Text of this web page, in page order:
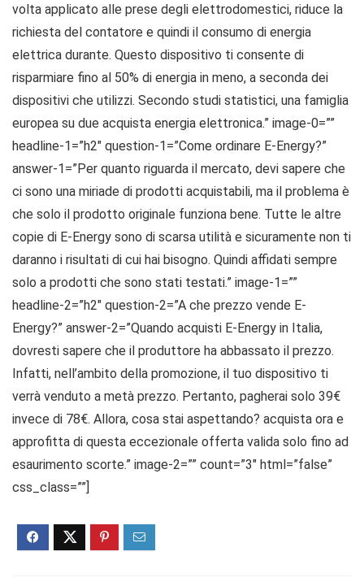
volta applicato alle prese degli elettrodomestici, riduce la
richiesta del contatore e quindi il consumo di energia
elettrica durante. Questo dispositivo ti consente di
risparmiare fino al 50% di energia in meno, a seconda dei
dispositivi che utilizzi. Secondo studi statistici, una famiglia
europea su due acquista energia elettronica.” image-0=””
headline-1=”h2″ question-1=”Come ordinare E-Energy?”
answer-1=”Per quanto riguarda il mercato, devi sapere che
ci sono una miriade di prodotti acquistabili, ma il problema è
che solo il prodotto originale funziona bene. Tutte le altre
copie di E-Energy sono di scarsa utilità e sicuramente non ti
daranno i risultati di cui hai bisogno. Quindi affidati sempre
solo a prodotti che sono stati testati.” image-1=””
headline-2=”h2″ question-2=”A che prezzo vende E-
Energy?” answer-2=”Quando acquisti E-Energy in Italia,
dovresti sapere che il produttore ha abbassato il prezzo.
Infatti, nell’ambito della promozione, il tuo dispositivo ti
verrà venduto a metà prezzo. Pertanto, pagherai solo 39€
invece di 78€. Allora, cosa stai aspettando? acquista ora e
approfitta di questa eccezionale offerta valida solo fino ad
esaurimento scorte.” image-2=”” count=”3″ html=”false”
css_class=””]